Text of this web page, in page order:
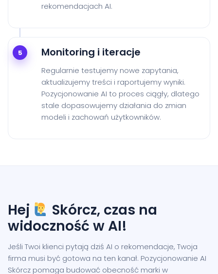
rekomendacjach AI.
5 Monitoring i iteracje
Regularnie testujemy nowe zapytania,
aktualizujemy treści i raportujemy wyniki.
Pozycjonowanie AI to proces ciągły, dlatego
stale dopasowujemy działania do zmian
modeli i zachowań użytkowników.
Hej
Skórcz, czas na
widoczność w AI!
Jeśli Twoi klienci pytają dziś AI o rekomendacje, Twoja
firma musi być gotowa na ten kanał. Pozycjonowanie AI
Skórcz pomaga budować obecność marki w